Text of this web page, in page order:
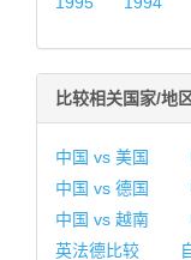
比较相关国家/地
中国 vs 美国
中国 vs 德国
中国 vs 越南
英法德比较